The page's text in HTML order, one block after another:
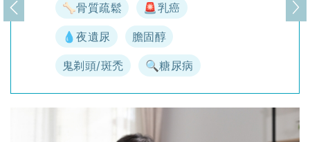
🦴骨質疏鬆 🚨乳癌
💧夜遺尿 膽固醇
鬼剃頭/斑禿 🔍糖尿病
上一頁 下